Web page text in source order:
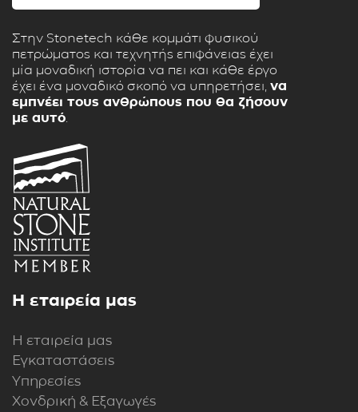
Στην Stonetech κάθε κομμάτι φυσικού
πετρώματος και τεχνητής επιφάνειας έχει
μία μοναδική ιστορία να πει και κάθε έργο
έχει ένα μοναδικό σκοπό να υπηρετήσει, να
εμπνέει τους ανθρώπους που θα ζήσουν
με αυτό
Η εταιρεία μας
Η εταιρεία μας
Εγκαταστάσεις
Υπηρεσίες
Χονδρική & Εξαγωγές